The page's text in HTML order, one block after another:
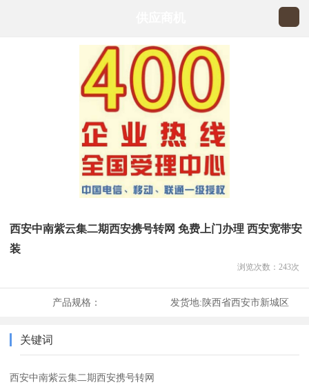
西安中南紫云集二期西安携号转网 免费上门办理 西安宽带安
装
浏览次数： 243次
产品规格： 发货地:陕西省西安市新城区
关键词
西安中南紫云集二期西安携号转网